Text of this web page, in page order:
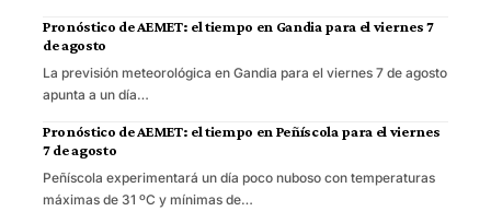
Pronóstico de AEMET: el tiempo en Gandia para el viernes 7
de agosto
La previsión meteorológica en Gandia para el viernes 7 de agosto
apunta a un día…
Pronóstico de AEMET: el tiempo en Peñíscola para el viernes
7 de agosto
Peñíscola experimentará un día poco nuboso con temperaturas
máximas de 31 ºC y mínimas de…